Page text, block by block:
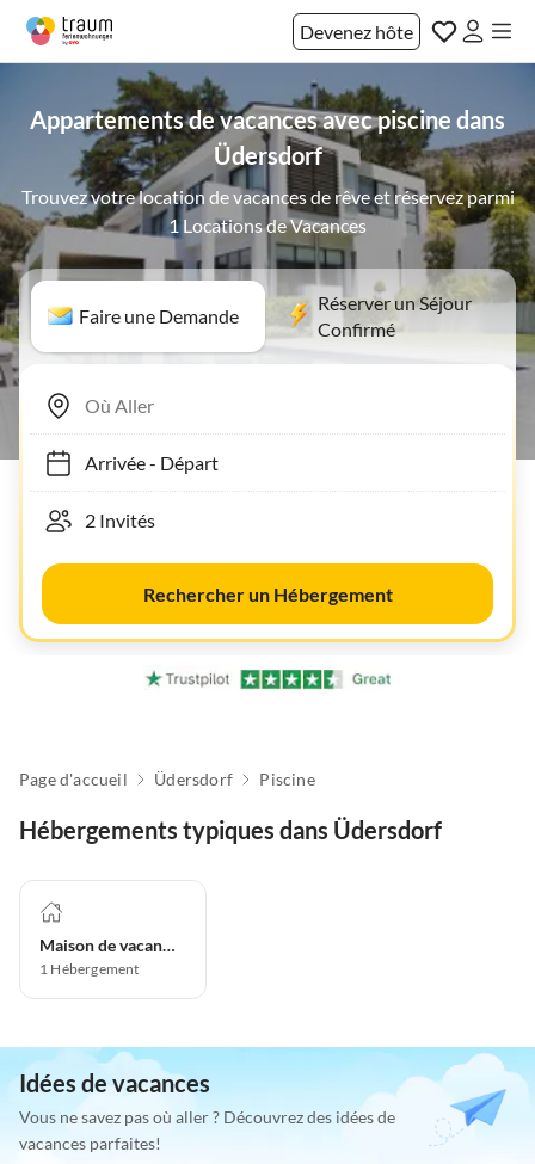
Devenez hôte
Appartements de vacances avec piscine dans
Üdersdorf
Trouvez votre location de vacances de rêve et réservez parmi
1 Locations de Vacances
Faire une Demande
Réserver un Séjour
Confirmé
Arrivée- Départ
Rechercher un Hébergement
Page d'accueil Üdersdorf Piscine
Hébergements typiques dans Üdersdorf
Maison de vacances
1 Hébergement
Idées de vacances
Vous ne savez pas où aller ? Découvrez des idées de
vacances parfaites!